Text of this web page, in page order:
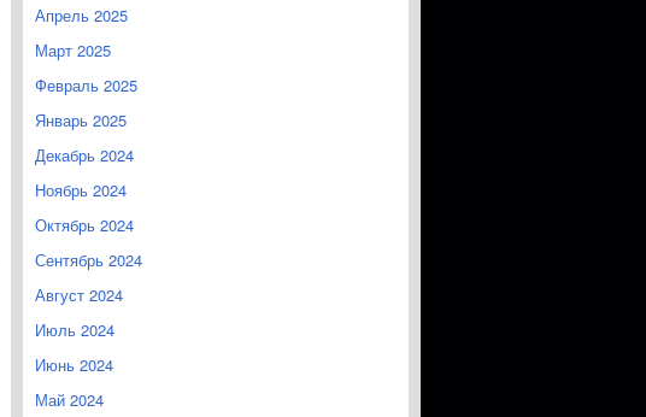
Апрель 2025
Март 2025
Февраль 2025
Январь 2025
Декабрь 2024
Ноябрь 2024
Октябрь 2024
Сентябрь 2024
Август 2024
Июль 2024
Июнь 2024
Май 2024